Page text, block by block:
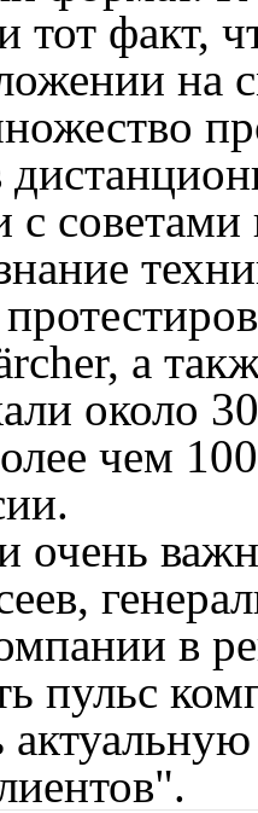
факт,
на
с
а
около
чем
очень
в
пульс